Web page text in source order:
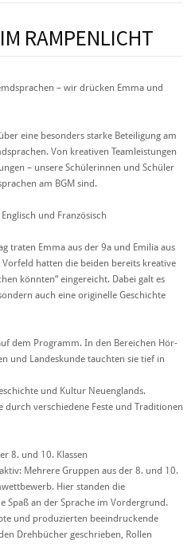
RAMPENLICHT
– wir drücken Emma und
eine besonders starke Beteiligung am
Von kreativen Teamleistungen
– unsere Schülerinnen und Schüler
am BGM sind.
und Französisch
traten Emma aus der 9a und Emilia aus
hatten die beiden bereits kreative
könnten“ eingereicht. Dabei galt es
auch eine originelle Geschichte
dem Programm. In den Bereichen Hör-
und Landeskunde tauchten sie tief in
und Kultur Neuenglands.
durch verschiedene Feste und Traditionen
8. und 10. Klassen
Mehrere Gruppen aus der 8. und 10.
Hier standen die
Spaß an der Sprache im Vordergrund.
und produzierten beeindruckende
Drehbücher geschrieben, Rollen